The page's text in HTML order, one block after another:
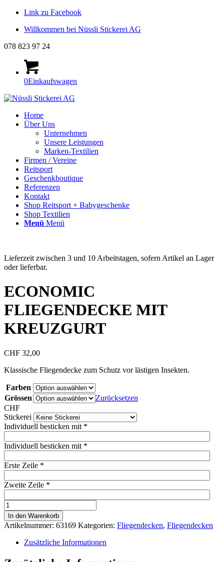
Link zu Facebook
Willkommen bei Nüssli Stickerei AG
078 823 97 24
0Einkaufswagen
Home
Über Uns
Unternehmen
Unsere Leistungen
Marken-Textilien
Firmen / Vereine
Reitsport
Geschenkboutique
Referenzen
Kontakt
Shop Reitsport + Babygeschenke
Shop Textilien
Menü Menü
Lieferzeit zwischen 3 und 10 Arbeitstagen, sofern Artikel an Lager
oder lieferbar.
ECONOMIC
FLIEGENDECKE MIT
KREUZGURT
CHF 32,00
Klassische Fliegendecke zum Schutz vor lästigen Insekten.
Farben
Grössen
Zurücksetzen
CHF
Stickerei
Individuell besticken mit *
Individuell besticken mit *
Erste Zeile *
Zweite Zeile *
ECONOMIC
FLIEGENDECKE
MIT
KREUZGURT
Menge
In den Warenkorb
Artikelnummer: 63169 Kategorien: Fliegendecken, Fliegendecken
Zusätzliche Informationen